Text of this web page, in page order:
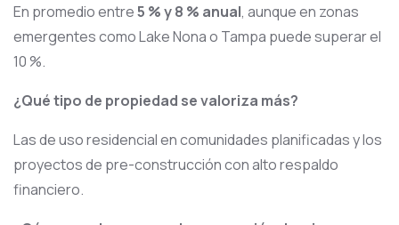
En promedio entre5 % y 8 % anual, aunque en zonas
emergentes como Lake Nona o Tampa puede superar el
10 %.
¿Qué tipo de propiedad se valoriza más?
Las de uso residencial en comunidades planificadas y los
proyectos de pre-construcción con alto respaldo
financiero.